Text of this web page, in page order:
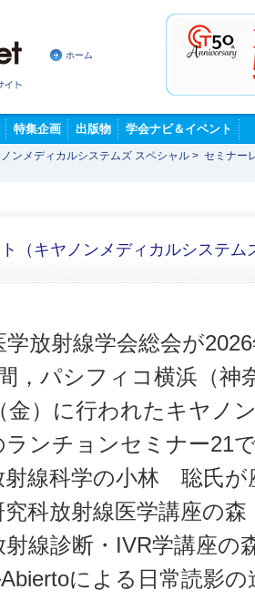
ホーム
特集企画 出版物 学会ナビ＆イベント
ンメディカルシステムズ スペシャル > セミナー
（キヤノンメディカルシステム
学放射線学会総会が
，パシフィコ横浜（神
金）に行われたキヤノ
ランチョンセミナー21
射線科学の小林 聡氏が
究科放射線医学講座の
射線診断・IVR学講座
による日常読影の